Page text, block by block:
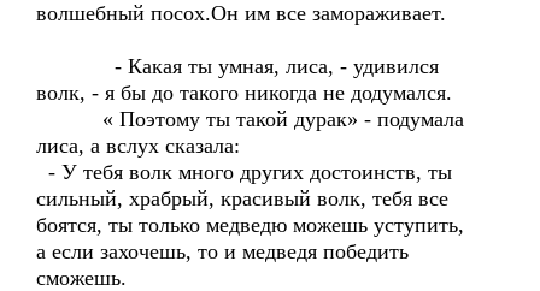
волшебный посох.Он им все замораживает.
- Какая ты умная, лиса, - удивился
волк, - я бы до такого никогда не додумался.
« Поэтому ты такой дурак» - подумала
лиса, а вслух сказала:
- У тебя волк много других достоинств, ты
сильный, храбрый, красивый волк, тебя все
боятся, ты только медведю можешь уступить,
а если захочешь, то и медведя победить
сможешь.